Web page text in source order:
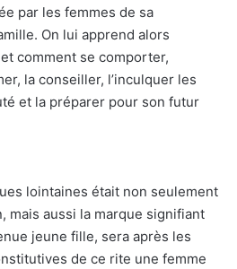
par les femmes de sa
On lui apprend alors
comment se comporter,
la conseiller, l’inculquer les
et la préparer pour son futur
lointaines était non seulement
mais aussi la marque signifiant
jeune fille, sera après les
de ce rite une femme